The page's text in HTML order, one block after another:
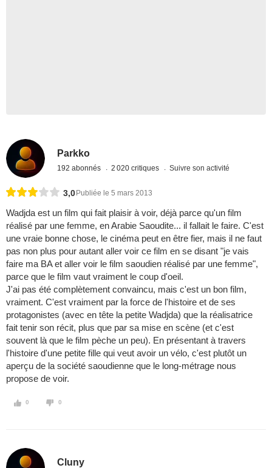
Parkko
192 abonnés 2 020 critiques Suivre son activité
3,0 Publiée le 5 mars 2013
Wadjda est un film qui fait plaisir à voir, déjà parce qu'un film
réalisé par une femme, en Arabie Saoudite... il fallait le faire. C'est
une vraie bonne chose, le cinéma peut en être fier, mais il ne faut
pas non plus pour autant aller voir ce film en se disant "je vais
faire ma BA et aller voir le film saoudien réalisé par une femme",
parce que le film vaut vraiment le coup d'oeil.
J'ai pas été complètement convaincu, mais c'est un bon film,
vraiment. C'est vraiment par la force de l'histoire et de ses
protagonistes (avec en tête la petite Wadjda) que la réalisatrice
fait tenir son récit, plus que par sa mise en scène (et c'est
souvent là que le film pèche un peu). En présentant à travers
l'histoire d'une petite fille qui veut avoir un vélo, c'est plutôt un
aperçu de la société saoudienne que le long-métrage nous
propose de voir.
0 0
Cluny